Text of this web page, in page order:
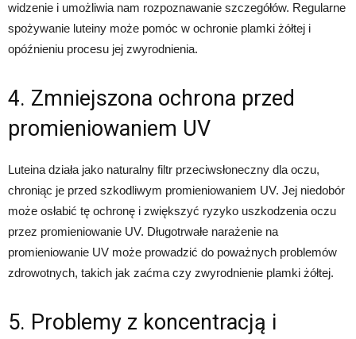
widzenie i umożliwia nam rozpoznawanie szczegółów. Regularne
spożywanie luteiny może pomóc w ochronie plamki żółtej i
opóźnieniu procesu jej zwyrodnienia.
4. Zmniejszona ochrona przed
promieniowaniem UV
Luteina działa jako naturalny filtr przeciwsłoneczny dla oczu,
chroniąc je przed szkodliwym promieniowaniem UV. Jej niedobór
może osłabić tę ochronę i zwiększyć ryzyko uszkodzenia oczu
przez promieniowanie UV. Długotrwałe narażenie na
promieniowanie UV może prowadzić do poważnych problemów
zdrowotnych, takich jak zaćma czy zwyrodnienie plamki żółtej.
5. Problemy z koncentracją i